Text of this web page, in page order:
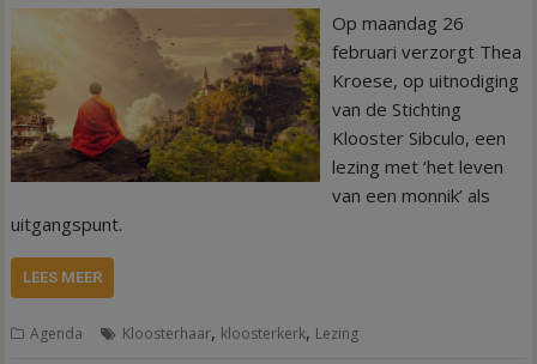
Op maandag 26
februari verzorgt Thea
Kroese, op uitnodiging
van de Stichting
Klooster Sibculo, een
lezing met ‘het leven
van een monnik’ als
uitgangspunt.
LEES MEER
Agenda Kloosterhaar, kloosterkerk, Lezing